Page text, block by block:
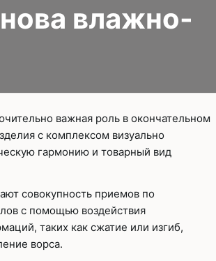
Плоскошовные машины с
под окантователь
Подшивочные швейные
Скорняжные швейные
Промышленные машины
влажно-
важная роль в окончательном
с комплексом визуально
гармонию и товарный вид
совокупность приемов по
с помощью воздействия
таких как сжатие или изгиб,
ворса.